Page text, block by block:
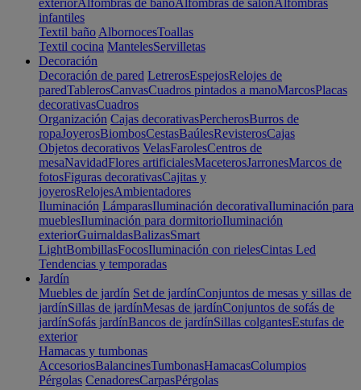
exteriorAlfombras de bañoAlfombras de salónAlfombras
infantiles
Textil baño AlbornocesToallas
Textil cocina MantelesServilletas
Decoración
Decoración de pared LetrerosEspejosRelojes de
paredTablerosCanvasCuadros pintados a manoMarcosPlacas
decorativasCuadros
Organización Cajas decorativasPercherosBurros de
ropaJoyerosBiombosCestasBaúlesRevisterosCajas
Objetos decorativos VelasFarolesCentros de
mesaNavidadFlores artificialesMaceterosJarronesMarcos de
fotosFiguras decorativasCajitas y
joyerosRelojesAmbientadores
Iluminación LámparasIluminación decorativaIluminación para
mueblesIluminación para dormitorioIluminación
exteriorGuirnaldasBalizasSmart
LightBombillasFocosIluminación con rielesCintas Led
Tendencias y temporadas
Jardín
Muebles de jardín Set de jardínConjuntos de mesas y sillas de
jardínSillas de jardínMesas de jardínConjuntos de sofás de
jardínSofás jardínBancos de jardínSillas colgantesEstufas de
exterior
Hamacas y tumbonas
AccesoriosBalancinesTumbonasHamacasColumpios
Pérgolas CenadoresCarpasPérgolas